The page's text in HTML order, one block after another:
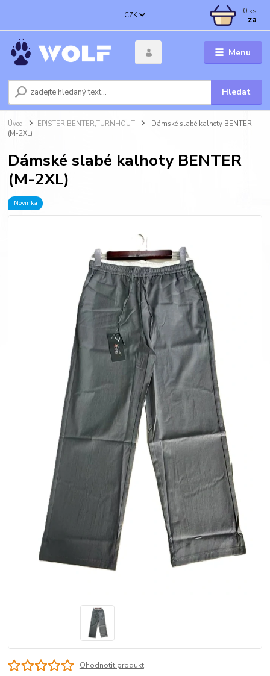
Menu
CZK
Hledat
0 ks
za
Úvod EPISTER,BENTER,TURNHOUT
Dámské slabé kalhoty BENTER
(M-2XL)
Dámské slabé kalhoty BENTER
(M-2XL)
Novinka
Ohodnotit produkt